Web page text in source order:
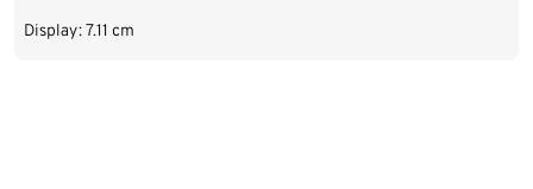
Display: 7.11 cm